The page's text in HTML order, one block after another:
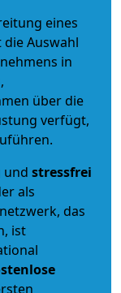
eines
Auswahl
in
über die
verfügt,
und stressfrei
als
das
ist